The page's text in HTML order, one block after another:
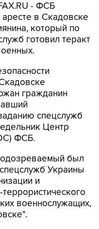
- ФСБ
в Скадовске
который по
готовил теракт
гражданин
спецслужб
Центр
ФСБ.
был
Украины
и
военнослужащих,